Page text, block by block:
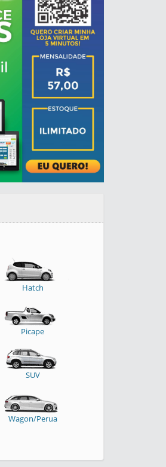
Hatch
Picape
SUV
Wagon/Perua